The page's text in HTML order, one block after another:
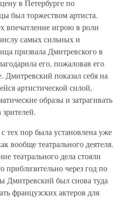
в Петербурге по
был торжеством артиста.
впечатление игрою в роли
самых сильных и
призвала Дмитревского в
его, пожаловав его
Дмитревский показал себя на
артистической силой,
образы и затрагивать
тех пор была установлена уже
вообще театрального деятеля.
театрального дела стояли
приблизительно через год по
Дмитревский был снова туда
французских актеров для